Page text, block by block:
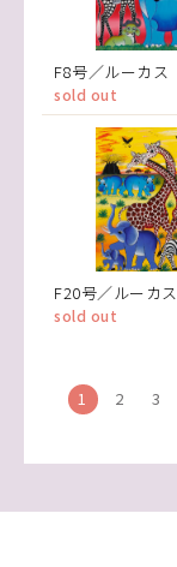
F8号／ルーカス
sold out
F20号／ルーカス
sold out
1 2 3